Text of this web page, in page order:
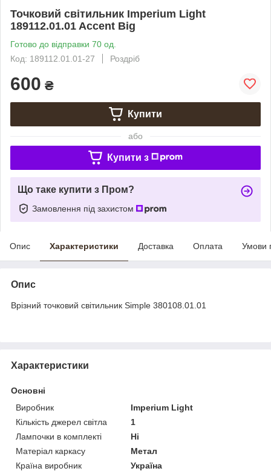
Точковий світильник Imperium Light
189112.01.01 Accent Big
Готово до відправки 70 од.
Код: 189112.01.01-27
Роздріб
600 ₴
Купити
або
Купити з
Що таке купити з Пром?
Замовлення під захистом
Опис Характеристики Доставка Оплата Умови
Опис
Врізний точковий світильник Simple 380108.01.01
Характеристики
Основні
Виробник
Imperium Light
Кількість джерел світла
1
Лампочки в комплекті
Ні
Матеріал каркасу
Метал
Країна виробник
Україна